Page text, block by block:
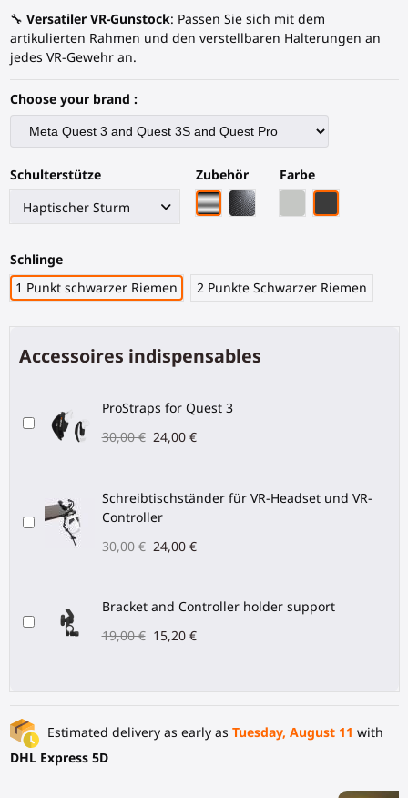
🔧 Versatiler VR-Gunstock: Passen Sie sich mit dem
artikulierten Rahmen und den verstellbaren Halterungen an
jedes VR-Gewehr an.
Choose your brand :
Schulterstütze
Zubehör
Chrom-Armatur
Schwarze Kohlefaser-
Farbe
Schlinge
1 Punkt schwarzer Riemen
2 Punkte Schwarzer Riemen
Accessoires indispensables
ProStraps for Quest 3
30,00 € 24,00 €
Schreibtischständer für VR-Headset und VR-
Controller
30,00 € 24,00 €
Bracket and Controller holder support
19,00 € 15,20 €
Estimated delivery as early as Tuesday, August 11 with
DHL Express 5D